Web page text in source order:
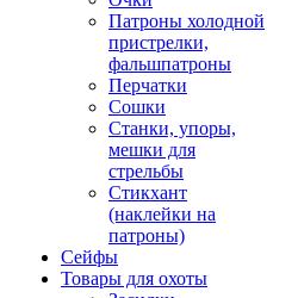
Патроны холодной
пристрелки,
фальшпатроны
Перчатки
Сошки
Станки, упоры,
мешки для
стрельбы
Стикхант
(наклейки на
патроны)
Сейфы
Товары для охоты